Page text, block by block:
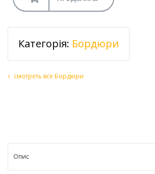
Категорія: Бордюри
смотреть все Бордюри
Опис